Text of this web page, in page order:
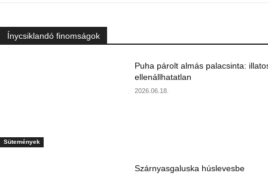
Ínycsiklandó finomságok
Sütemények
Puha párolt almás palacsinta:
ellenállhatatlan
2026.06.18.
Szárnyasgaluska húslevesbe